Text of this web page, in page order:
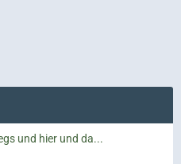
und hier und da...